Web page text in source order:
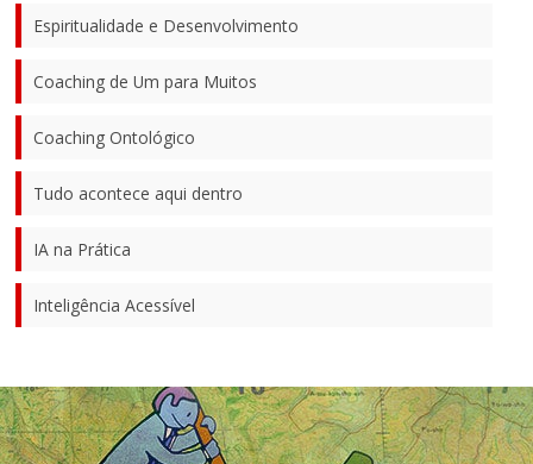
Espiritualidade e Desenvolvimento
Coaching de Um para Muitos
Coaching Ontológico
Tudo acontece aqui dentro
IA na Prática
Inteligência Acessível